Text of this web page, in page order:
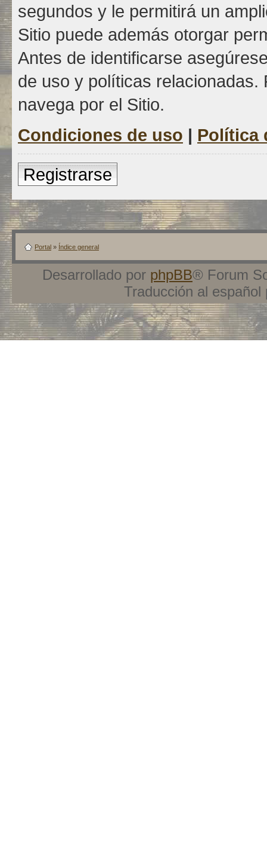
segundos y le permitirá un
Sitio puede además otorgar
Antes de identificarse
de uso y políticas
navega por el Sitio.
Condiciones de uso | Política
Registrarse
Portal » Índice general
Desarrollado por phpBB® Forum
Traducción al